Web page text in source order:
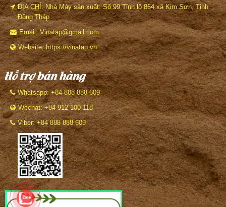
ĐỊA CHỈ: Nhà Máy sản xuất: Số 99 Tỉnh lộ 864 xã Kim Sơn, Tỉnh
Đồng Tháp
Email: Vinatap@gmail.com
Website: https://vinatap.vn
Hỗ trợ bán hàng
Whatsapp: +84 888 888 609
Wechat: +84 912 100 118
Viber: +84 888 888 609